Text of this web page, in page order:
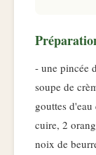
- une pincée
soupe de
gouttes
cuire, 2
noix de